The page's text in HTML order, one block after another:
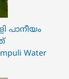
പാനീയം
Water